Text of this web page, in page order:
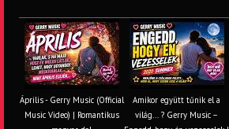
Április - Gerry Music (Official
Music Video) | Romantikus
Amikor együtt tűnik el a
világ... ? Gerry Music –